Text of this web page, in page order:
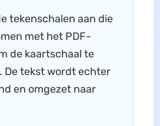
tekenschalen aan die
met het PDF-
de kaartschaal te
De tekst wordt echter
en omgezet naar